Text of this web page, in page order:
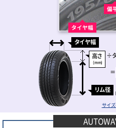
タイヤ幅
偏
タイヤ幅
高さ
(mm)
÷
＝
リム径
サイ